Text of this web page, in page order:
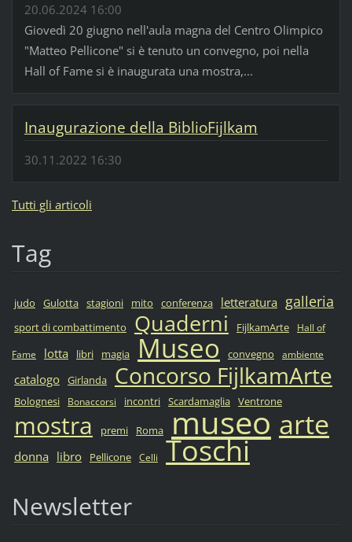
20.06.2024 16:00
Giovedì 20 giugno nell'aula magna del Centro Olimpico
"Matteo Pellicone" si è tenuto un convegno, poi nella
Hall of Fame si è inaugurata una mostra,...
Inaugurazione della BiblioFijlkam
30.11.2022 16:30
Tutti gli articoli
Tag
judo Gulotta stagioni mito conferenza letteratura galleria
sport di combattimento Quaderni FijlkamArte
Hall of
Fame
lotta libri magia Museo convegno ambiente
catalogo Girlanda Concorso FijlkamArte
Bolognesi Bonaccorsi incontri Scardamaglia Ventrone
mostra premi Roma museo arte
donna libro Pellicone Celli Toschi
Newsletter